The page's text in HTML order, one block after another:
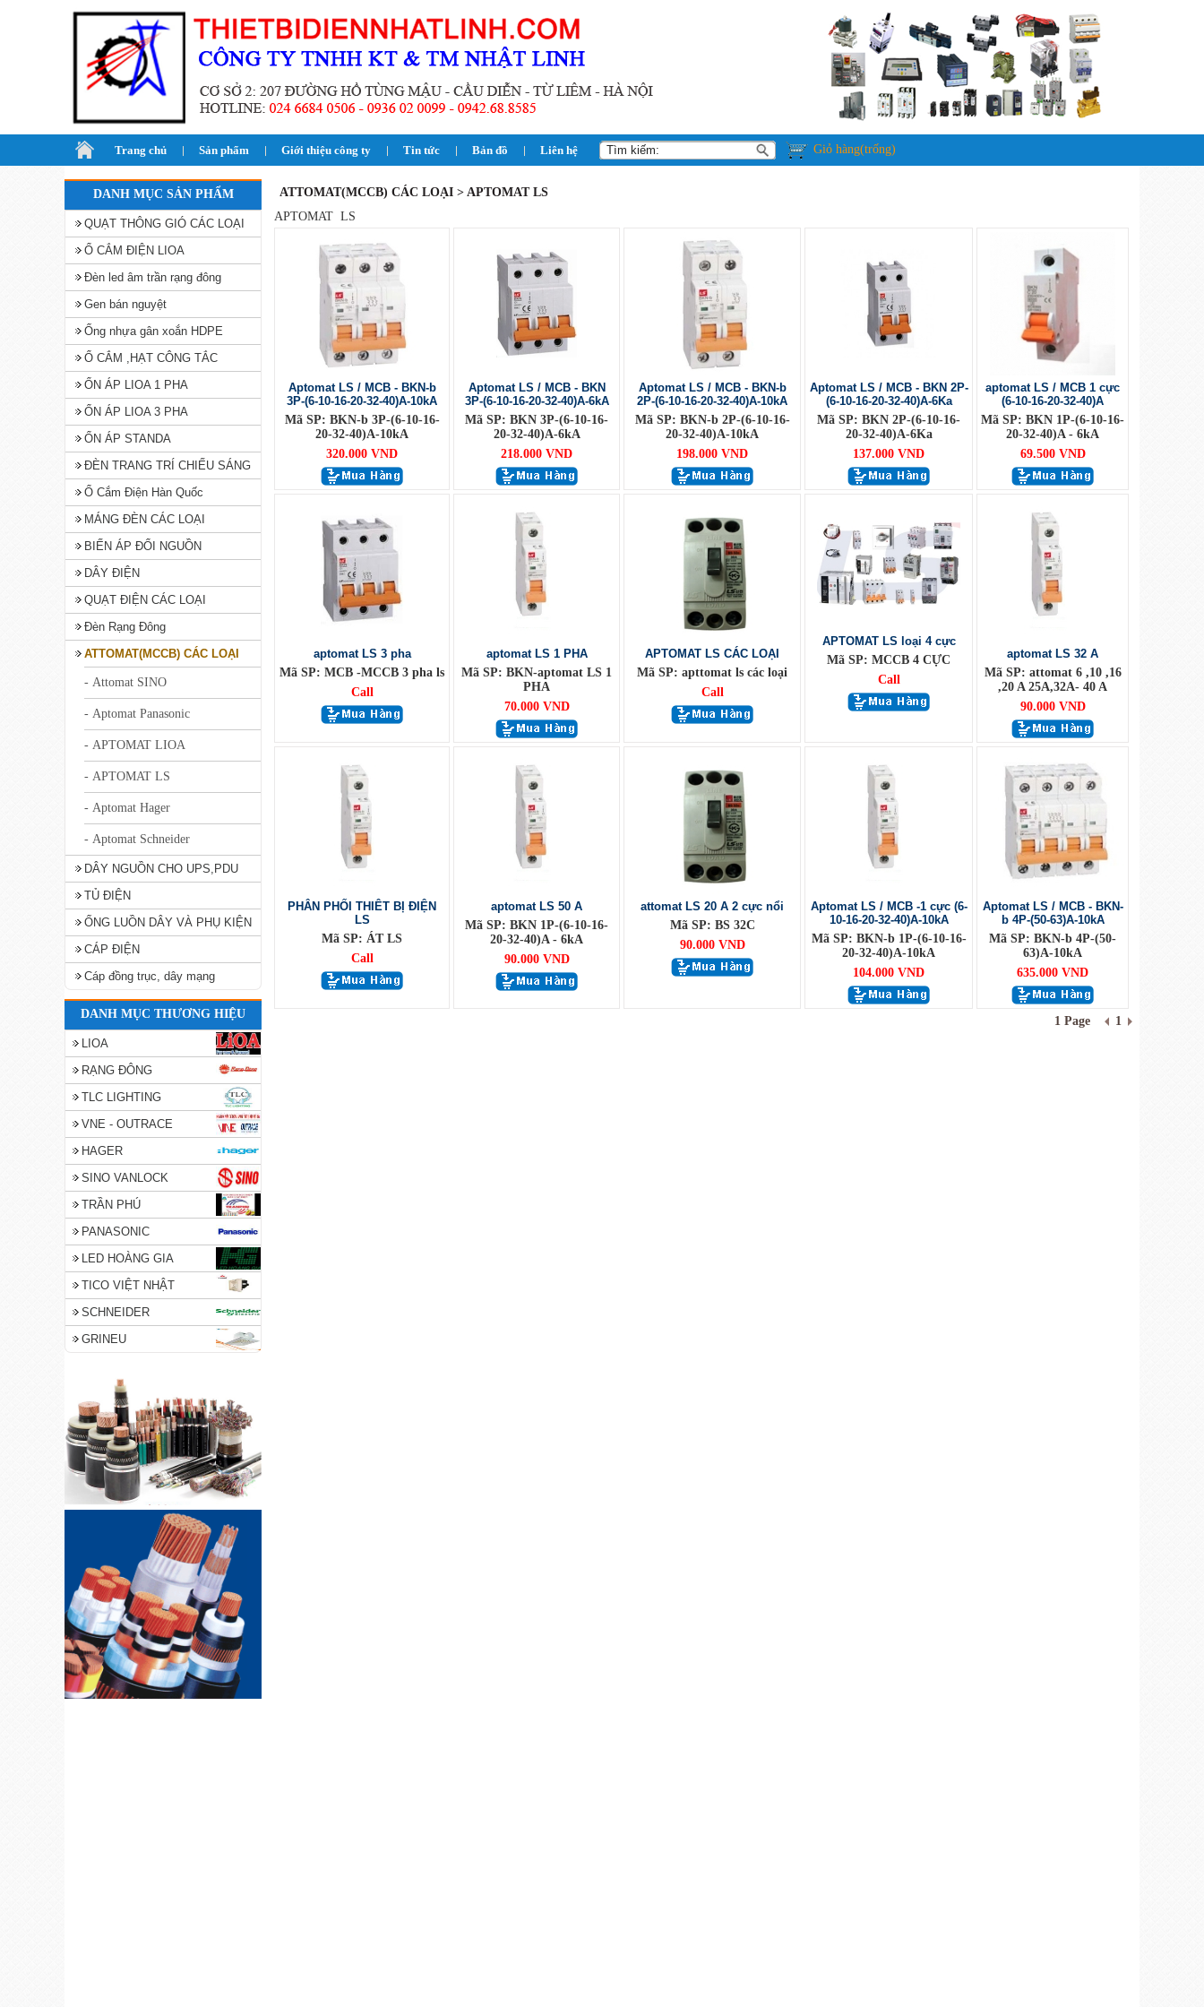
Trang chủ Sản phẩm Giới thiệu công ty Tin tức Bản đồ Liên hệ Giỏ hàng(trống)
DANH MỤC SẢN PHẨM
QUẠT THÔNG GIÓ CÁC LOẠI
Ổ CẮM ĐIỆN LIOA
Đèn led âm trần rạng đông
Gen bán nguyệt
Ống nhựa gân xoắn HDPE
Ổ CẮM ,HẠT CÔNG TẮC
ỔN ÁP LIOA 1 PHA
ỔN ÁP LIOA 3 PHA
ỔN ÁP STANDA
ĐÈN TRANG TRÍ CHIẾU SÁNG
Ổ Cắm Điện Hàn Quốc
MÁNG ĐÈN CÁC LOẠI
BIẾN ÁP ĐỔI NGUỒN
DÂY ĐIỆN
QUẠT ĐIỆN CÁC LOẠI
Đèn Rạng Đông
ATTOMAT(MCCB) CÁC LOẠI
- Attomat SINO
- Aptomat Panasonic
- APTOMAT LIOA
- APTOMAT LS
- Aptomat Hager
- Aptomat Schneider
DÂY NGUỒN CHO UPS,PDU
TỦ ĐIỆN
ỐNG LUỒN DÂY VÀ PHỤ KIỆN
CÁP ĐIỆN
Cáp đồng trục, dây mạng
DANH MỤC THƯƠNG HIỆU
LIOA
RẠNG ĐÔNG
TLC LIGHTING
VNE - OUTRACE
HAGER
SINO VANLOCK
TRẦN PHÚ
PANASONIC
LED HOÀNG GIA
TICO VIỆT NHẬT
SCHNEIDER
GRINEU
ATTOMAT(MCCB) CÁC LOẠI > APTOMAT LS
APTOMAT LS
Aptomat LS / MCB - BKN-b
3P-(6-10-16-20-32-40)A-10kA
Mã SP: BKN-b 3P-(6-10-16-
20-32-40)A-10kA
320.000 VND
Aptomat LS / MCB - BKN
3P-(6-10-16-20-32-40)A-6kA
Mã SP: BKN 3P-(6-10-16-
20-32-40)A-6kA
218.000 VND
Aptomat LS / MCB - BKN-b
2P-(6-10-16-20-32-40)A-10kA
Mã SP: BKN-b 2P-(6-10-16-
20-32-40)A-10kA
198.000 VND
Aptomat LS / MCB - BKN 2P-
(6-10-16-20-32-40)A-6Ka
Mã SP: BKN 2P-(6-10-16-
20-32-40)A-6Ka
137.000 VND
aptomat LS / MCB 1 cực
(6-10-16-20-32-40)A
Mã SP: BKN 1P-(6-10-16-
20-32-40)A - 6kA
69.500 VND
aptomat LS 3 pha
Mã SP: MCB -MCCB 3 pha ls
Call
aptomat LS 1 PHA
Mã SP: BKN-aptomat LS 1
PHA
70.000 VND
APTOMAT LS CÁC LOẠI
Mã SP: apttomat ls các loại
Call
APTOMAT LS loại 4 cực
Mã SP: MCCB 4 CỰC
Call
aptomat LS 32 A
Mã SP: attomat 6 ,10 ,16
,20 A 25A,32A- 40 A
90.000 VND
PHÂN PHỐI THIÊT BỊ ĐIỆN
LS
Mã SP: ÁT LS
Call
aptomat LS 50 A
Mã SP: BKN 1P-(6-10-16-
20-32-40)A - 6kA
90.000 VND
attomat LS 20 A 2 cực nổi
Mã SP: BS 32C
90.000 VND
Aptomat LS / MCB -1 cực (6-
10-16-20-32-40)A-10kA
Mã SP: BKN-b 1P-(6-10-16-
20-32-40)A-10kA
104.000 VND
Aptomat LS / MCB - BKN-
b 4P-(50-63)A-10kA
Mã SP: BKN-b 4P-(50-
63)A-10kA
635.000 VND
1 Page 1